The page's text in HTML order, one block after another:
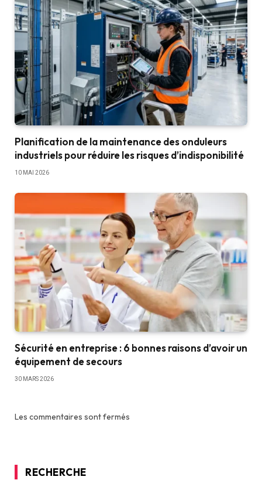
Planification de la maintenance des onduleurs
industriels pour réduire les risques d’indisponibilité
10 MAI 2026
Sécurité en entreprise : 6 bonnes raisons d’avoir un
équipement de secours
30 MARS 2026
Les commentaires sont fermés
RECHERCHE